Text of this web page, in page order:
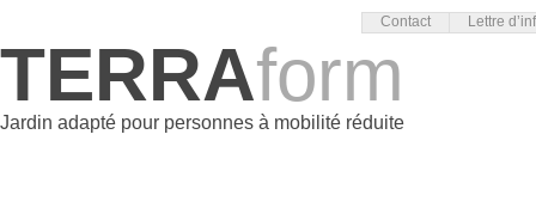
Contact Lettre
TERRAform
Jardin adapté pour personnes à mobilité réduite